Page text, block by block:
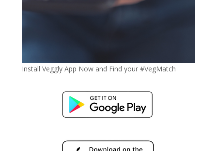
Install Veggly App Now and Find your #VegMatch